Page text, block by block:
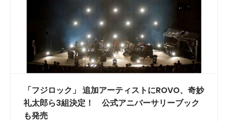
「フジロック」 追加アーティストにROVO、奇妙
礼太郎ら3組決定！ 公式アニバーサリーブック
も発売